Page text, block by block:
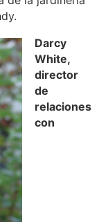
Darcy
White,
director
de
relaciones
con